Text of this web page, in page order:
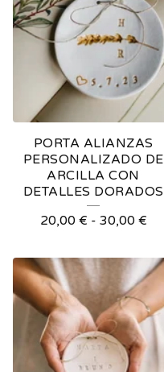
PORTA ALIANZAS
PERSONALIZADO DE
ARCILLA CON
DETALLES DORADOS
20,00 € - 30,00 €